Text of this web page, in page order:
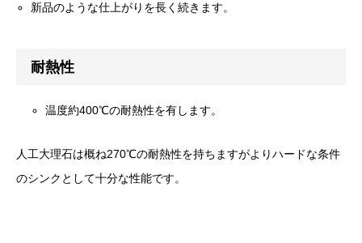
新品のような仕上がりを長く続きます。
耐熱性
温度約400℃の耐熱性を有します。
人工大理石は概ね270℃の耐熱性を持ちますがよりハードな条件
のシンクとして十分な性能です。